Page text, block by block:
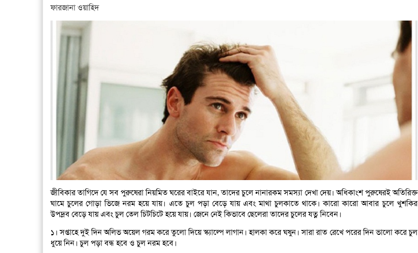
ফারজানা ওয়াহিদ
জীবিকার তাগিদে যে সব পুরুষেরা নিয়মিত ঘরের বাইরে যান, তাদের চুলে নানারকম সমস্যা দেখা দেয়। অধিকাংশ পুরুষেরই অতিরিক্ত
ঘামে চুলের গোড়া ভিজে নরম হয়ে যায়। এতে চুল পড়া বেড়ে যায় এবং মাথা চুলকাতে থাকে। কারো কারো আবার চুলে খুশকির
উপদ্রব বেড়ে যায় এবং চুল তেল চিটচিটে হয়ে যায়। জেনে নেই কিভাবে ছেলেরা তাদের চুলের যত্ন নিবেন।
১। সপ্তাহে দুই দিন অলিভ অয়েল গরম করে তুলো দিয়ে স্ক্যাল্পে লাগান। হালকা করে ঘষুন। সারা রাত রেখে পরের দিন ভালো করে চুল
ধুয়ে নিন। চুল পড়া বন্ধ হবে ও চুল নরম হবে।